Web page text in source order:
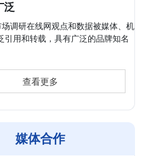
泛
调研在线网观点和数据被媒体、机
引用和转载，具有广泛的品牌知名
查看更多
媒体合作